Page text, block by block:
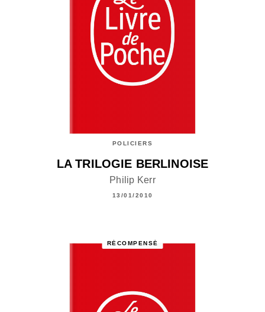
POLICIERS
LA TRILOGIE BERLINOISE
Philip Kerr
13/01/2010
RÉCOMPENSÉ